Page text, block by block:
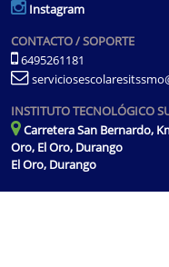
Instagram
CONTACTO / SOPORTE
6495261181
INSTITUTO TECNOLÓGICO
Carretera San Bernardo,
Oro, El Oro, Durango
El Oro, Durango